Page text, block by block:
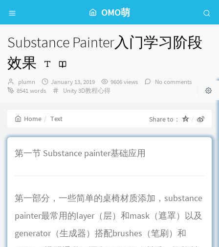
OMO萌
Substance Painter入门学习阶段
效果
Author：
plumn
发
布
January 13, 2019 9606 views
No comments
8541 words
Categories：
Unity 3D教程心得
Home Text Share to：
第一节 Substance painter基础应用
第一部分，一些简单的桌椅材质添加，substance
painter最常用的layer（层）和mask（遮罩）以及
generator（生成器）搭配brushes（笔刷）和